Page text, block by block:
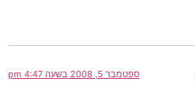
ספטמבר 5, 2008 בשעה 4:47 pm